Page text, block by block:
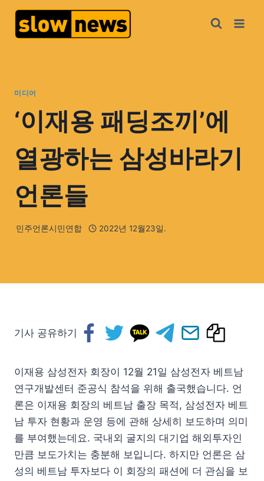
미디어
‘이재용 패딩조끼’에
열광하는 삼성바라기
언론들
민주언론시민연합 2022년 12월23일.
기사 공유하기
이재용 삼성전자 회장이 12월 21일 삼성전자 베트남
연구개발센터 준공식 참석을 위해 출국했습니다. 언
론은 이재용 회장의 베트남 출장 목적, 삼성전자 베트
남 투자 현황과 운영 등에 관해 상세히 보도하며 의미
를 부여했는데요. 국내외 굴지의 대기업 해외투자인
만큼 보도가치는 충분해 보입니다. 하지만 언론은 삼
성의 베트남 투자보다 이 회장의 패션에 더 관심을 보